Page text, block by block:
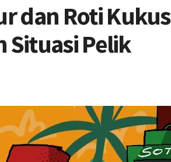
dan Roti Kukus
Situasi Pelik